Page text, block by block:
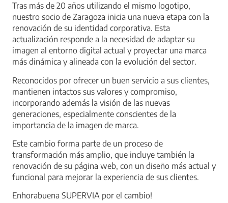
Tras más de 20 años utilizando el mismo logotipo,
nuestro socio de Zaragoza inicia una nueva etapa con la
renovación de su identidad corporativa. Esta
actualización responde a la necesidad de adaptar su
imagen al entorno digital actual y proyectar una marca
más dinámica y alineada con la evolución del sector.
Reconocidos por ofrecer un buen servicio a sus clientes,
mantienen intactos sus valores y compromiso,
incorporando además la visión de las nuevas
generaciones, especialmente conscientes de la
importancia de la imagen de marca.
Este cambio forma parte de un proceso de
transformación más amplio, que incluye también la
renovación de su página web, con un diseño más actual y
funcional para mejorar la experiencia de sus clientes.
Enhorabuena SUPERVIA por el cambio!